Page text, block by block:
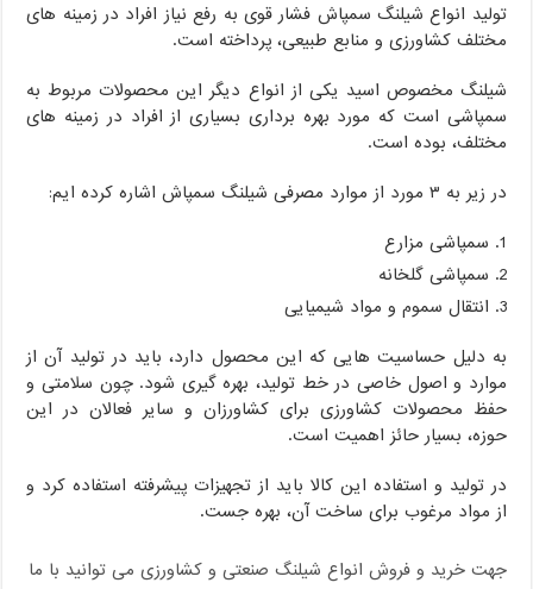
تولید انواع شیلنگ سمپاش فشار قوی به رفع نیاز افراد در زمینه های
مختلف کشاورزی و منابع طبیعی، پرداخته است.
شیلنگ مخصوص اسید یکی از انواع دیگر این محصولات مربوط به
سمپاشی است که مورد بهره برداری بسیاری از افراد در زمینه های
مختلف، بوده است.
در زیر به ۳ مورد از موارد مصرفی شیلنگ سمپاش اشاره کرده ایم:
سمپاشی مزارع
سمپاشی گلخانه
انتقال سموم و مواد شیمیایی
به دلیل حساسیت هایی که این محصول دارد، باید در تولید آن از
موارد و اصول خاصی در خط تولید، بهره گیری شود. چون سلامتی و
حفظ محصولات کشاورزی برای کشاورزان و سایر فعالان در این
حوزه، بسیار حائز اهمیت است.
در تولید و استفاده این کالا باید از تجهیزات پیشرفته استفاده کرد و
از مواد مرغوب برای ساخت آن، بهره جست.
جهت خرید و فروش انواع شیلنگ صنعتی و کشاورزی می توانید با ما